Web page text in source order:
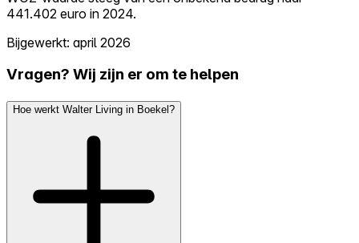
441.402 euro in 2024.
Bijgewerkt: april 2026
Vragen? Wij zijn er om te helpen
Hoe werkt Walter Living in Boekel?